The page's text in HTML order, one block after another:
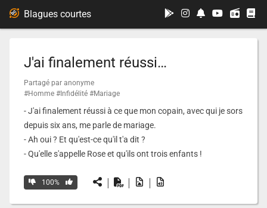
J'ai finalement réussi…
Partagé par anonyme
#Homme #Infidélité #Mariage
- J'ai finalement réussi à ce que mon copain, avec qui je sors
depuis six ans, me parle de mariage.
- Ah oui ? Et qu'est-ce qu'il t'a dit ?
- Qu'elle s'appelle Rose et qu'ils ont trois enfants !
100% | | |
Blagues courtes